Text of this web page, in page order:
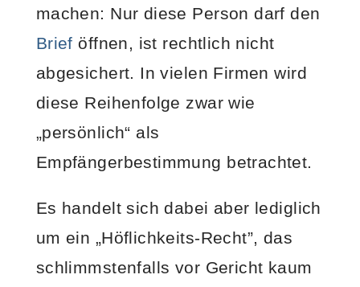
machen: Nur diese Person darf den
Brief öffnen, ist rechtlich nicht
abgesichert. In vielen Firmen wird
diese Reihenfolge zwar wie
„persönlich“ als
Empfängerbestimmung betrachtet.
Es handelt sich dabei aber lediglich
um ein „Höflichkeits-Recht”, das
schlimmstenfalls vor Gericht kaum